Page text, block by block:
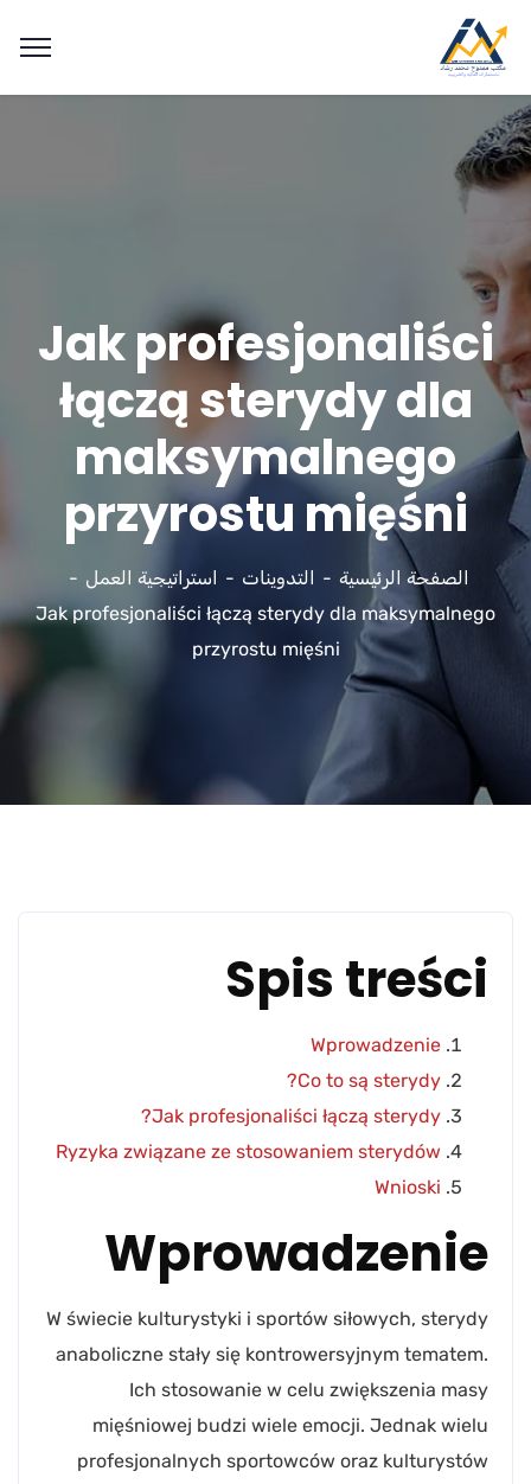
Jak profesjonaliści
łączą sterydy dla
maksymalnego
przyrostu mięśni
الصفحة الرئيسية التدوينات
استراتيجية العمل
Jak profesjonaliści łączą sterydy dla maksymalnego
przyrostu mięśni
Spis treści
Wprowadzenie
Co to są sterydy?
Jak profesjonaliści łączą sterydy?
Ryzyka związane ze stosowaniem sterydów
Wnioski
Wprowadzenie
W świecie kulturystyki i sportów siłowych, sterydy
anaboliczne stały się kontrowersyjnym tematem.
Ich stosowanie w celu zwiększenia masy
mięśniowej budzi wiele emocji. Jednak wielu
profesjonalnych sportowców oraz kulturystów